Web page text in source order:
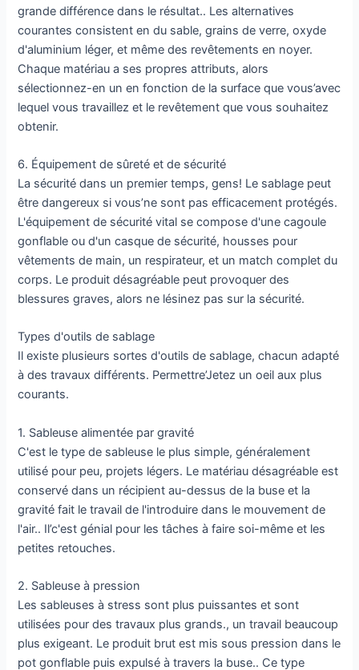
grande différence dans le résultat.. Les alternatives
courantes consistent en du sable, grains de verre, oxyde
d'aluminium léger, et même des revêtements en noyer.
Chaque matériau a ses propres attributs, alors
sélectionnez-en un en fonction de la surface que vous’avec
lequel vous travaillez et le revêtement que vous souhaitez
obtenir.
6. Équipement de sûreté et de sécurité
La sécurité dans un premier temps, gens! Le sablage peut
être dangereux si vous’ne sont pas efficacement protégés.
L'équipement de sécurité vital se compose d'une cagoule
gonflable ou d'un casque de sécurité, housses pour
vêtements de main, un respirateur, et un match complet du
corps. Le produit désagréable peut provoquer des
blessures graves, alors ne lésinez pas sur la sécurité.
Types d'outils de sablage
Il existe plusieurs sortes d'outils de sablage, chacun adapté
à des travaux différents. Permettre’Jetez un oeil aux plus
courants.
1. Sableuse alimentée par gravité
C'est le type de sableuse le plus simple, généralement
utilisé pour peu, projets légers. Le matériau désagréable est
conservé dans un récipient au-dessus de la buse et la
gravité fait le travail de l'introduire dans le mouvement de
l'air.. Il’c'est génial pour les tâches à faire soi-même et les
petites retouches.
2. Sableuse à pression
Les sableuses à stress sont plus puissantes et sont
utilisées pour des travaux plus grands., un travail beaucoup
plus exigeant. Le produit brut est mis sous pression dans le
pot gonflable puis expulsé à travers la buse.. Ce type